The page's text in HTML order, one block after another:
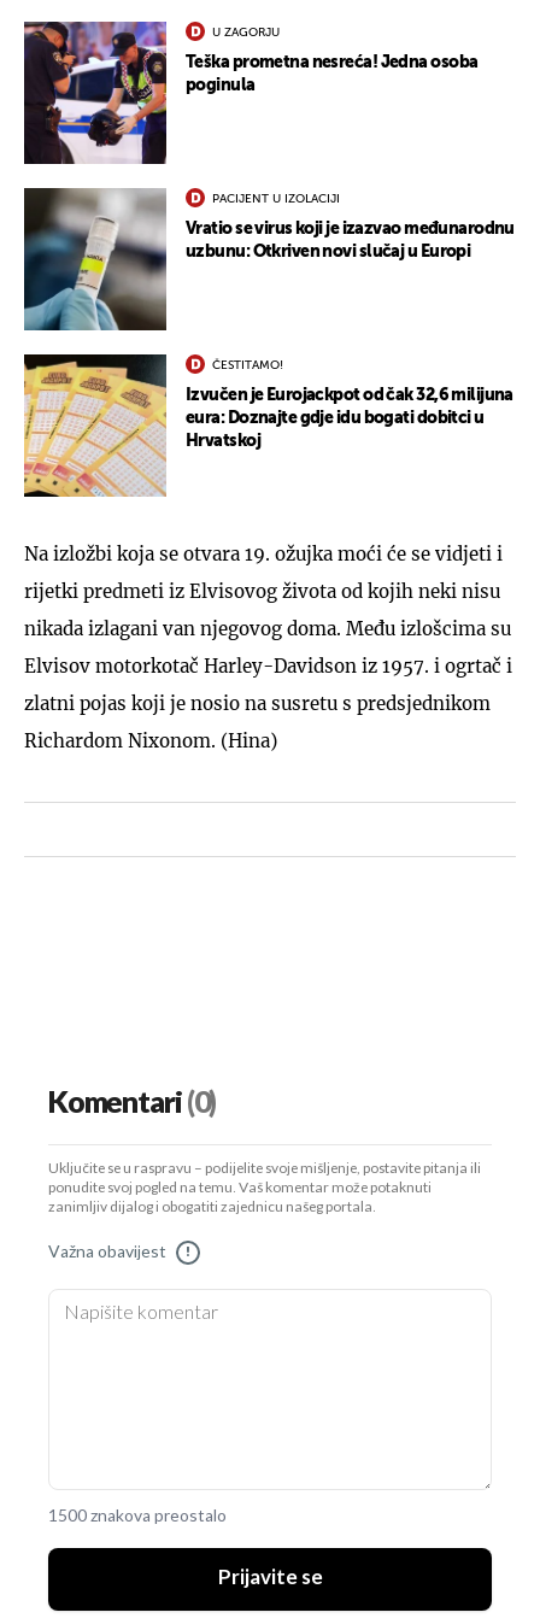
U ZAGORJU
Teška prometna nesreća! Jedna osoba
poginula
PACIJENT U IZOLACIJI
Vratio se virus koji je izazvao međunarodnu
uzbunu: Otkriven novi slučaj u Europi
ČESTITAMO!
Izvučen je Eurojackpot od čak 32,6 milijuna
eura: Doznajte gdje idu bogati dobitci u
Hrvatskoj
Na izložbi koja se otvara 19. ožujka moći će se vidjeti i
rijetki predmeti iz Elvisovog života od kojih neki nisu
nikada izlagani van njegovog doma. Među izlošcima su
Elvisov motorkotač Harley-Davidson iz 1957. i ogrtač i
zlatni pojas koji je nosio na susretu s predsjednikom
Richardom Nixonom. (Hina)
Komentari(0)
Uključite se u raspravu – podijelite svoje mišljenje, postavite pitanja ili
ponudite svoj pogled na temu. Vaš komentar može potaknuti
zanimljiv dijalog i obogatiti zajednicu našeg portala.
Važna obavijest !
1500 znakova preostalo
Prijavite se